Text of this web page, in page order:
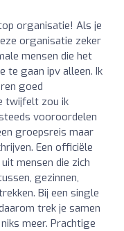
organisatie! Als je
organisatie zeker
mensen die het
te gaan ipv alleen. Ik
goed
twijfelt zou ik
vooroordelen
groepsreis maar
Een officiële
mensen die zich
gezinnen,
Bij een single
trek je samen
meer. Prachtige